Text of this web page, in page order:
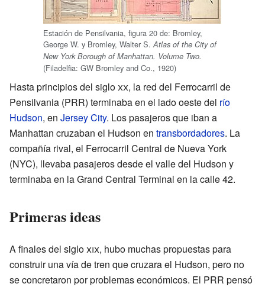
Estación de Pensilvania, figura 20 de: Bromley,
George W. y Bromley, Walter S.Atlas of the City of
New York Borough of Manhattan. Volume Two.
(Filadelfia: GW Bromley and Co., 1920)
Hasta principios del sigloxx, la red del Ferrocarril de
Pensilvania (PRR) terminaba en el lado oeste del río
Hudson, en Jersey City. Los pasajeros que iban a
Manhattan cruzaban el Hudson en transbordadores. La
compañía rival, el Ferrocarril Central de Nueva York
(NYC), llevaba pasajeros desde el valle del Hudson y
terminaba en la Grand Central Terminal en la calle 42.
Primeras ideas
A finales del sigloxix, hubo muchas propuestas para
construir una vía de tren que cruzara el Hudson, pero no
se concretaron por problemas económicos. El PRR pensó